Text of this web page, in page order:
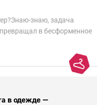
знаю, задача
в бесформенное
в одежде —